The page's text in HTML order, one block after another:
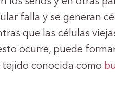
falla y se generan
que las células
ocurre, puede
tejido conocida como